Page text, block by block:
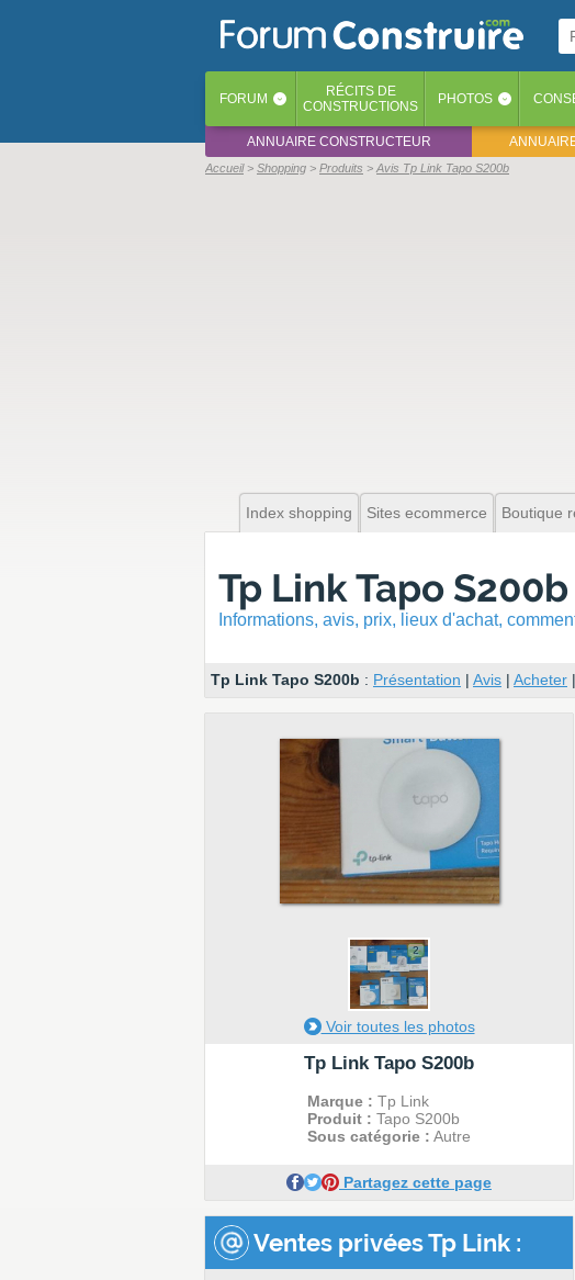
FORUM ‹ RÉCITS DE
CONSTRUCTIONS
PHOTOS ‹
ANNUAIRE CONSTRUCTEUR
Accueil Shopping Produits Avis Tp Link Tapo S200b
Index shopping Sites ecommerce Boutique
Tp Link Tapo S200b
Informations, avis, prix, lieux d'achat,
Tp Link Tapo S200b : Présentation | Avis | Acheter |
2
Voir toutes les photos
Tp Link Tapo S200b
Marque : Tp Link
Produit : Tapo S200b
Sous catégorie : Autre
Partagez cette page
Ventes privées Tp Link :